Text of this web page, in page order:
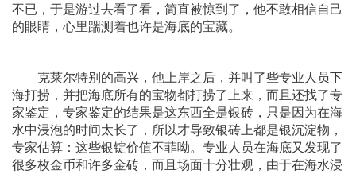
不已，于是游过去看了看，简直被惊到了，他不敢相信自己
的眼睛，心里踹测着也许是海底的宝藏。
克莱尔特别的高兴，他上岸之后，并叫了些专业人员下
海打捞，并把海底所有的宝物都打捞了上来，而且还找了专
家鉴定，专家鉴定的结果是这东西全是银砖，只是因为在海
水中浸泡的时间太长了，所以才导致银砖上都是银沉淀物，
专家估算：这些银锭价值不菲呦。专业人员在海底又发现了
很多枚金币和许多金砖，而且场面十分壮观，由于在海水浸